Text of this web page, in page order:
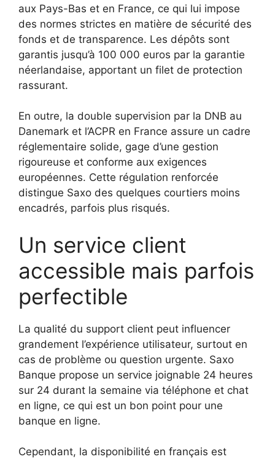
aux Pays-Bas et en France, ce qui lui impose
des normes strictes en matière de sécurité des
fonds et de transparence. Les dépôts sont
garantis jusqu’à 100 000 euros par la garantie
néerlandaise, apportant un filet de protection
rassurant.
En outre, la double supervision par la DNB au
Danemark et l’ACPR en France assure un cadre
réglementaire solide, gage d’une gestion
rigoureuse et conforme aux exigences
européennes. Cette régulation renforcée
distingue Saxo des quelques courtiers moins
encadrés, parfois plus risqués.
Un service client
accessible mais parfois
perfectible
La qualité du support client peut influencer
grandement l’expérience utilisateur, surtout en
cas de problème ou question urgente. Saxo
Banque propose un service joignable 24 heures
sur 24 durant la semaine via téléphone et chat
en ligne, ce qui est un bon point pour une
banque en ligne.
Cependant, la disponibilité en français est